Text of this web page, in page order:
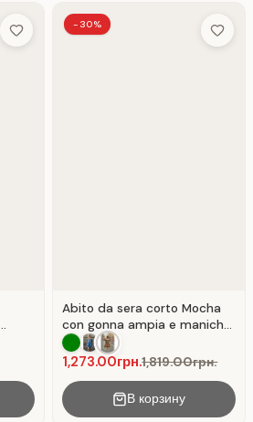
Add to Wish List
-30%
Add to
Abito da sera corto Mocha
con gonna ampia e maniche
a sbuffo.
1,273.00грн.1,819.00грн.
В корзину